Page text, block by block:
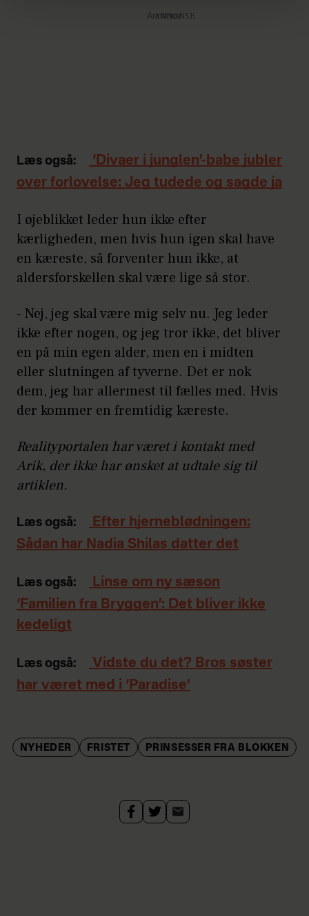
cookiepolitik
Annonce
Læs også:
‘Divaer i junglen’-babe jubler
over forlovelse: Jeg tudede og sagde ja
I øjeblikket leder hun ikke efter
kærligheden, men hvis hun igen skal have
en kæreste, så forventer hun ikke, at
aldersforskellen skal være lige så stor.
- Nej, jeg skal være mig selv nu. Jeg leder
ikke efter nogen, og jeg tror ikke, det bliver
en på min egen alder, men en i midten
eller slutningen af tyverne. Det er nok
dem, jeg har allermest til fælles med. Hvis
der kommer en fremtidig kæreste.
Realityportalen har været i kontakt med
Arik, der ikke har ønsket at udtale sig til
artiklen.
Læs også:
Efter hjerneblødningen:
Sådan har Nadia Shilas datter det
Læs også:
Linse om ny sæson
‘Familien fra Bryggen’: Det bliver ikke
kedeligt
Læs også:
Vidste du det? Bros søster
har været med i ‘Paradise’
NYHEDER FRISTET PRINSESSER FRA BLOKKEN